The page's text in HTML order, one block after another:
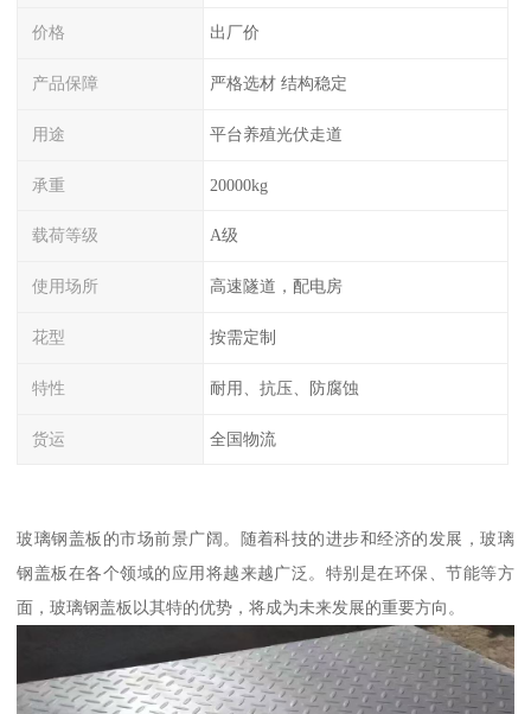
价格 出厂价
产品保障 严格选材 结构稳定
用途 平台养殖光伏走道
承重 20000kg
载荷等级 A级
使用场所 高速隧道，配电房
花型 按需定制
特性 耐用、抗压、防腐蚀
货运 全国物流
玻璃钢盖板的市场前景广阔。随着科技的进步和经济的发展，玻璃
钢盖板在各个领域的应用将越来越广泛。特别是在环保、节能等方
面，玻璃钢盖板以其特的优势，将成为未来发展的重要方向。